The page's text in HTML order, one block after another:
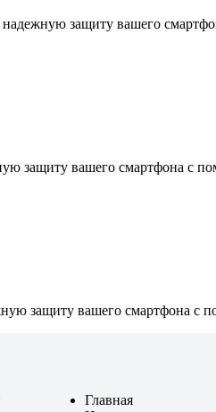
защиту вашего
защиту вашего смартфона с
защиту вашего смартфона с
Главная